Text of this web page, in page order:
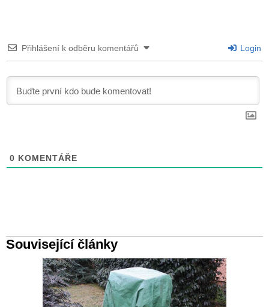
Přihlášení k odběru komentářů Login
0 KOMENTÁŘE
Související články